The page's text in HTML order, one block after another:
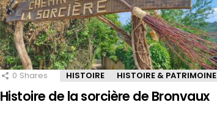
0 Shares HISTOIRE HISTOIRE & PATRIMOINE
Histoire de la sorcière de Bronvaux